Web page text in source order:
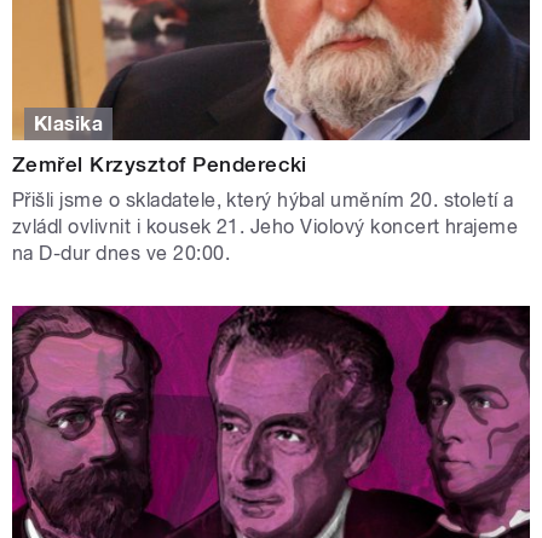
Klasika
Zemřel Krzysztof Penderecki
Přišli jsme o skladatele, který hýbal uměním 20. století a
zvládl ovlivnit i kousek 21. Jeho Violový koncert hrajeme
na D-dur dnes ve 20:00.